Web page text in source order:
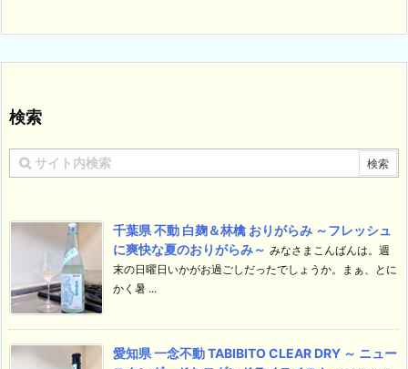
検索
千葉県 不動 白麹＆林檎 おりがらみ ～フレッシュ
に爽快な夏のおりがらみ～ みなさまこんばんは。週
末の日曜日いかがお過ごしだったでしょうか。まぁ、とに
かく暑 ...
愛知県 一念不動 TABIBITO CLEAR DRY ～ ニュー